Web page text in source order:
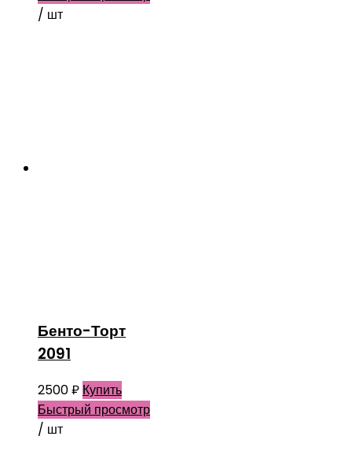
/ шт
Бенто-Торт
2091
2500₽ Купить
Быстрый просмотр
/ шт